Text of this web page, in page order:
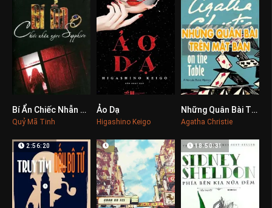
0
Bí Ẩn Chiếc Nhẫn Ngọc Sapphire
Quỷ Mã Tinh
Ảo Dạ
Higashino Keigo
0Những Quân Bài Trên Mặt Bàn
Agatha Christie
2:56:20 18:50:31